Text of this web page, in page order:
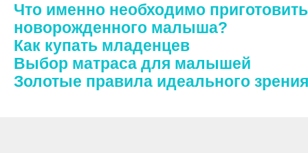
Что именно необходимо
новорожденного малыша?
Как купать младенцев
Выбор матраса для малышей
Золотые правила идеального зрения